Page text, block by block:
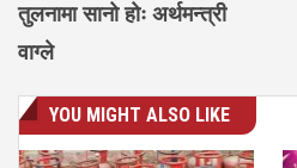
तुलनामा सानो होः अर्थमन्त्री
वाग्ले
YOU MIGHT ALSO LIKE